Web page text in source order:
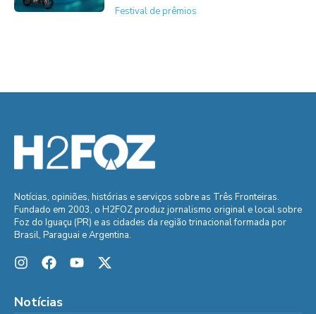
Festival de prêmios
Notícias, opiniões, histórias e serviços sobre as Três Fronteiras.
Fundado em 2003, o H2FOZ produz jornalismo original e local sobre
Foz do Iguaçu (PR) e as cidades da região trinacional formada por
Brasil, Paraguai e Argentina.
Notícias